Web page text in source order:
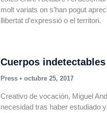
molt variats on s’han pogut
llibertat d’expressió o el territori.
Cuerpos
Press •octubre 25, 2017
Creativo de vocación, Miguel
necesidad tras haber estudiado